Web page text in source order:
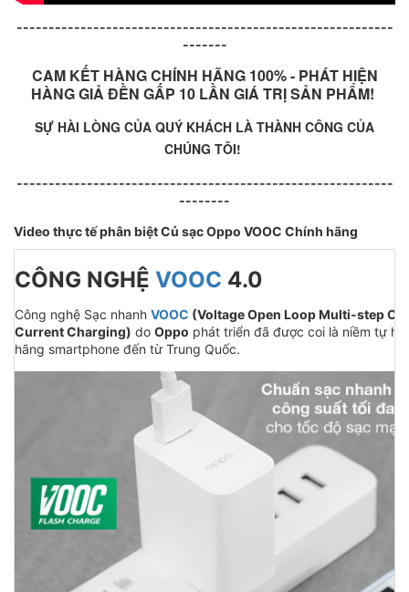
-----------------------------------------------------------
-------
CAM KẾT HÀNG CHÍNH HÃNG 100% - PHÁT HIỆN
HÀNG GIẢ ĐỀN GẤP 10 LẦN GIÁ TRỊ SẢN PHẨM!
SỰ HÀI LÒNG CỦA QUÝ KHÁCH LÀ THÀNH CÔNG CỦA
CHÚNG TÔI!
-----------------------------------------------------------
--------
Video thực tế phân biệt Củ sạc Oppo VOOC Chính hãng
CÔNG NGHỆ VOOC 4.0
Công nghệ Sạc nhanh VOOC (Voltage Open Loop Multi-step
Current Charging) do Oppo phát triển đã được coi là niềm tự
hãng smartphone đến từ Trung Quốc.